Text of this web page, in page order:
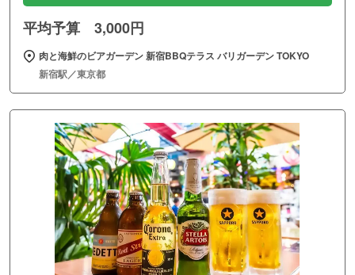
平均予算 3,000円
肉と海鮮のビアガーデン 新宿BBQテラス バリガーデン TOKYO
新宿駅／東京都